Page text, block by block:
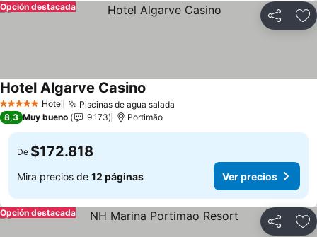
Compartir
Opción destacada
5 Estrellas Hotel Piscinas de agua salada
Hotel Algarve Casino
8,3 Muy bueno 9.173 Portimão
De $172.818
Mira precios de 12 páginas Ver precios
Compartir
Opción destacada